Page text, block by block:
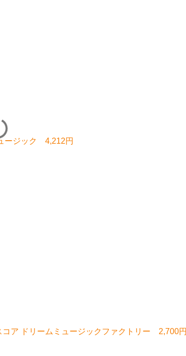
ージック 4,212円
ア ドリームミュージックファクトリー 2,700円